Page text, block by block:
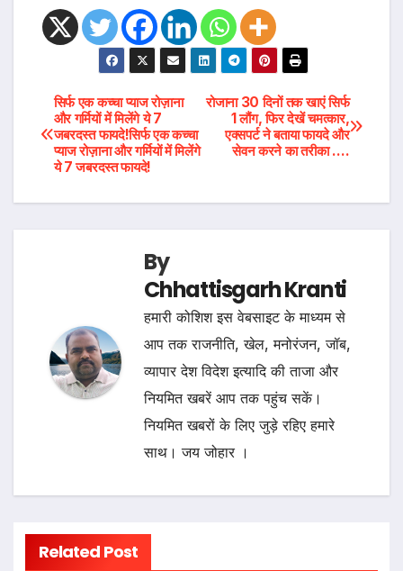
Post
navigation
रोजाना 30 दिनों तक खाएं सिर्फ
1 लौंग, फिर देखें चमत्कार,
एक्सपर्ट ने बताया फायदे और
सेवन करने का तरीका ….
सिर्फ एक कच्‍चा प्‍याज रोज़ाना
और गर्मियों में मिलेंगे ये 7
जबरदस्‍त फायदे!सिर्फ एक कच्‍चा
प्‍याज रोज़ाना और गर्मियों में मिलेंगे
ये 7 जबरदस्‍त फायदे!
By
Chhattisgarh Kranti
हमारी कोशिश इस वेबसाइट के माध्यम से
आप तक राजनीति, खेल, मनोरंजन, जॉब,
व्यापार देश विदेश इत्यादि की ताजा और
नियमित खबरें आप तक पहुंच सकें।
नियमित खबरों के लिए जुड़े रहिए हमारे
साथ। जय जोहार ।
Related Post